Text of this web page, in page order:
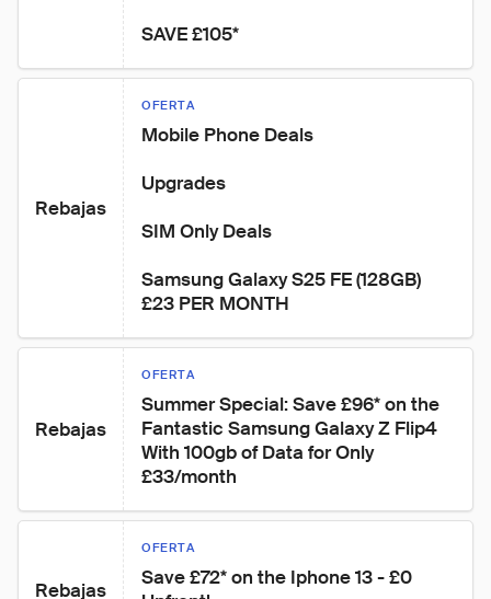
SAVE £105*
Rebajas
OFERTA
Mobile Phone Deals
Upgrades
SIM Only Deals
Samsung Galaxy S25 FE (128GB)
£23 PER MONTH
Rebajas
OFERTA
Summer Special: Save £96* on the
Fantastic Samsung Galaxy Z Flip4
With 100gb of Data for Only
£33/month
Rebajas
OFERTA
Save £72* on the Iphone 13 - £0